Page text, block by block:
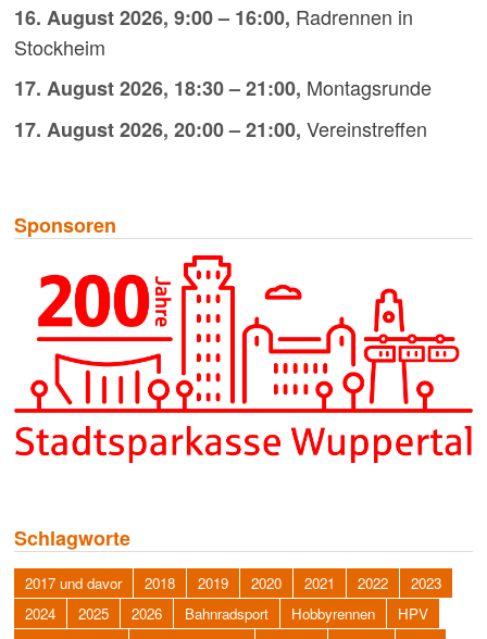
16. August 2026, 9:00– 16:00, Radrennen in
Stockheim
17. August 2026, 18:30– 21:00, Montagsrunde
17. August 2026, 20:00– 21:00, Vereinstreffen
Sponsoren
Schlagworte
2017 und davor 2018 2019 2020 2021 2022
2023
2024
2025 2026 Bahnradsport Hobbyrennen
HPV